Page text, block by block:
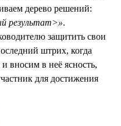
дерево решений:
результат>».
защитить свои
штрих, когда
вносим в неё ясность,
для достижения